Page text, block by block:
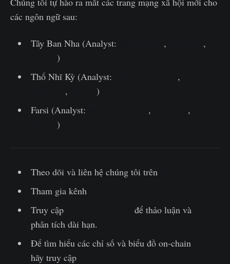
các ngôn ngữ sau:
Tây Ban Nha (Analyst: ,
,
)
Thổ Nhĩ Kỳ (Analyst:
,
,
)
Farsi (Analyst:
,
,
)
Theo dõi và liên hệ chúng tôi trên
Tham gia kênh
Truy cập
để thảo luận và
phân tích dài hạn.
Để tìm hiểu các chỉ số và biểu đồ on-chain
hãy truy cập